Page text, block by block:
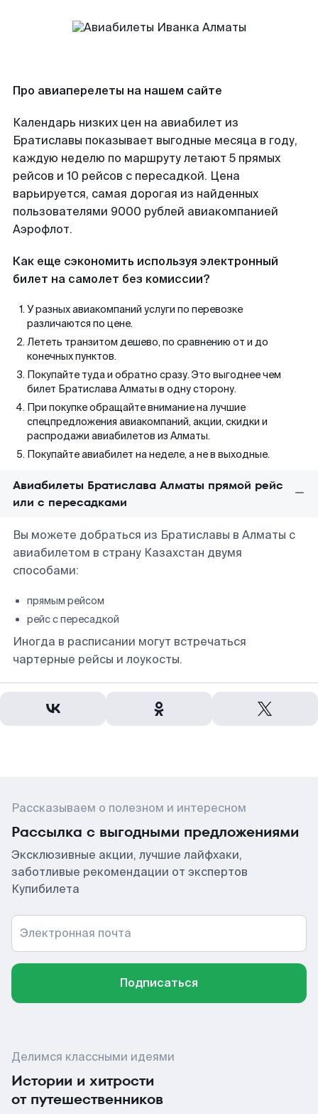
Про авиаперелеты на нашем сайте
Календарь низких цен на авиабилет из
Братиславы показывает выгодные месяца в году,
каждую неделю по маршруту летают 5 прямых
рейсов и 10 рейсов с пересадкой. Цена
варьируется, самая дорогая из найденных
пользователями 9000 рублей авиакомпанией
Аэрофлот.
Как еще сэкономить используя электронный
билет на самолет без комиссии?
У разных авиакомпаний услуги по перевозке
различаются по цене.
Лететь транзитом дешево, по сравнению от и до
конечных пунктов.
Покупайте туда и обратно сразу. Это выгоднее чем
билет Братислава Алматы в одну сторону.
При покупке обращайте внимание на лучшие
спецпредложения авиакомпаний, акции, скидки и
распродажи авиабилетов из Алматы.
Покупайте авиабилет на неделе, а не в выходные.
Авиабилеты Братислава Алматы прямой рейс
или с пересадками
Вы можете добраться из Братиславы в Алматы с
авиабилетом в страну Казахстан двумя
способами:
прямым рейсом
рейс с пересадкой
Иногда в расписании могут встречаться
чартерные рейсы и лоукосты.
Рассказываем о полезном и интересном
Рассылка с выгодными предложениями
Эксклюзивные акции, лучшие лайфхаки,
заботливые рекомендации от экспертов
Купибилета
Электронная почта
Подписаться
Делимся классными идеями
Истории и хитрости
от путешественников